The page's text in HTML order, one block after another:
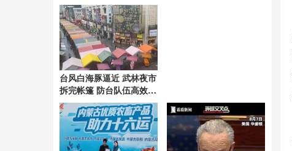
台风白海豚逼近 武林夜市
拆完帐篷 防台队伍高效行
动